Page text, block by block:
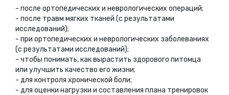
- после ортопедических и неврологических операций;
- после травм мягких тканей (с результатами
исследований);
- при ортопедических и неврологических заболеваниях
(с результатами исследований);
- чтобы понимать, как вырастить здорового питомца
или улучшить качество его жизни;
- для контроля хронической боли;
- для оценки нагрузки и составления плана тренировок